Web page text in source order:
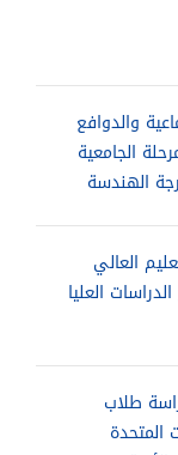
والدوافع
الجامعية
الهندسة
العالي
العليا
طلاب
المتحدة